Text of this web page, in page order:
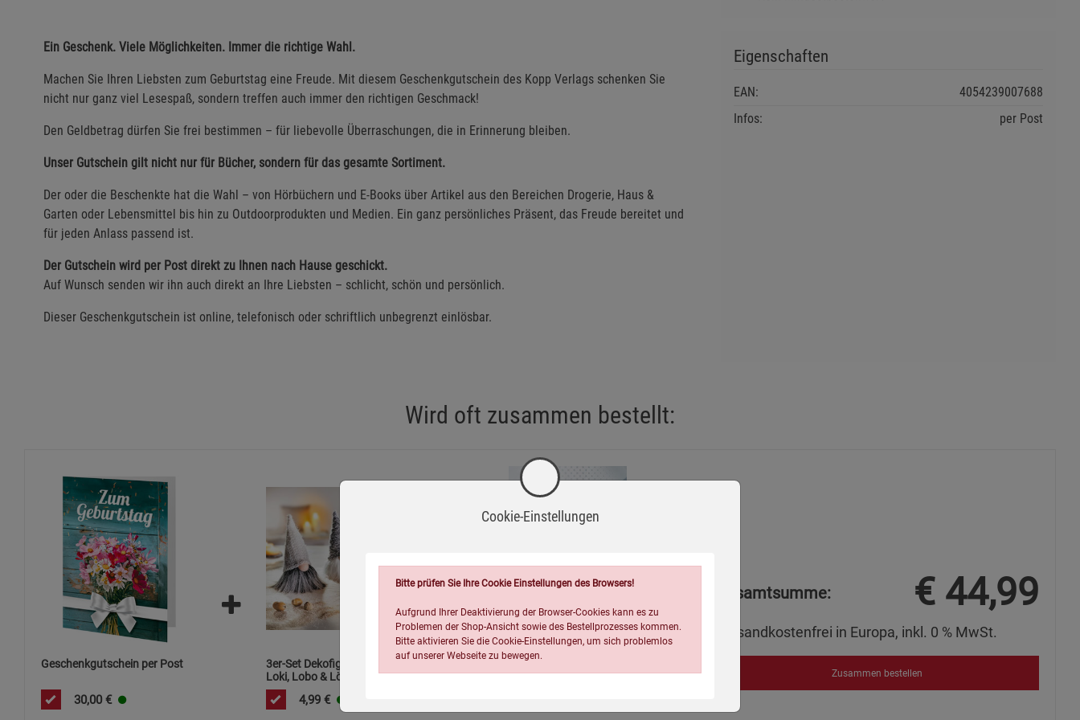
Ein Geschenk. Viele Möglichkeiten. Immer die richtige Wahl.
Machen Sie Ihren Liebsten zum Geburtstag eine Freude. Mit diesem Geschenkgutschein des Kopp Verlags schenken Sie
nicht nur ganz viel Lesespaß, sondern treffen auch immer den richtigen Geschmack!
Den Geldbetrag dürfen Sie frei bestimmen – für liebevolle Überraschungen, die in Erinnerung bleiben.
Unser Gutschein gilt nicht nur für Bücher, sondern für das gesamte Sortiment.
Der oder die Beschenkte hat die Wahl – von Hörbüchern und E-Books über Artikel aus den Bereichen Drogerie, Haus &
Garten oder Lebensmittel bis hin zu Outdoorprodukten und Medien. Ein ganz persönliches Präsent, das Freude bereitet und
für jeden Anlass passend ist.
Der Gutschein wird per Post direkt zu Ihnen nach Hause geschickt.
Auf Wunsch senden wir ihn auch direkt an Ihre Liebsten – schlicht, schön und persönlich.
Dieser Geschenkgutschein ist online, telefonisch oder schriftlich unbegrenzt einlösbar.
Eigenschaften
EAN:
4054239007688
Infos:
per Post
Wird oft zusammen bestellt:
Geschenkgutschein per Post
30,00 €
3er-Set Dekofiguren Wichtel
Loki, Lobo & Lönne
4,99 €
Gegen das Vergessen
Gesamtsumme: € 44,99
Versandkostenfrei in Europa, inkl. 0 % MwSt.
Zusammen bestellen
Cookie-Einstellungen
Bitte prüfen Sie Ihre Cookie Einstellungen des Browsers!
Aufgrund Ihrer Deaktivierung der Browser-Cookies kann es zu
Problemen der Shop-Ansicht sowie des Bestellprozesses kommen.
Bitte aktivieren Sie die Cookie-Einstellungen, um sich problemlos
auf unserer Webseite zu bewegen.